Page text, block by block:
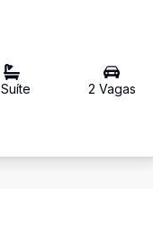
Suíte 2 Vagas